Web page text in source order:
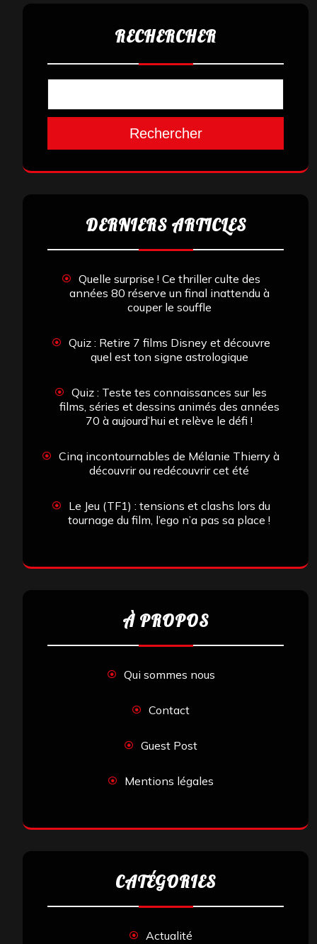
RECHERCHER
Rechercher
DERNIERS ARTICLES
Quelle surprise ! Ce thriller culte des
années 80 réserve un final inattendu à
couper le souffle
Quiz : Retire 7 films Disney et découvre
quel est ton signe astrologique
Quiz : Teste tes connaissances sur les
films, séries et dessins animés des années
70 à aujourd’hui et relève le défi !
Cinq incontournables de Mélanie Thierry à
découvrir ou redécouvrir cet été
Le Jeu (TF1) : tensions et clashs lors du
tournage du film, l’ego n’a pas sa place !
À PROPOS
Qui sommes nous
Contact
Guest Post
Mentions légales
CATÉGORIES
Actualité